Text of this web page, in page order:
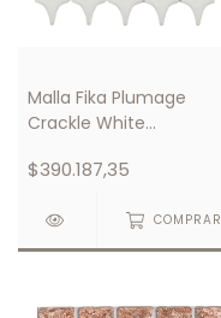
Malla Fika Plumage
Crackle White
$390.187,35
COMPRAR